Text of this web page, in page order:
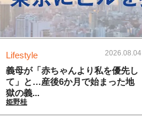
Lifestyle 2026.08.04
義母が「赤ちゃんより私を優先し
て」と…産後6か月で始まった地
獄の義...
姫野桂